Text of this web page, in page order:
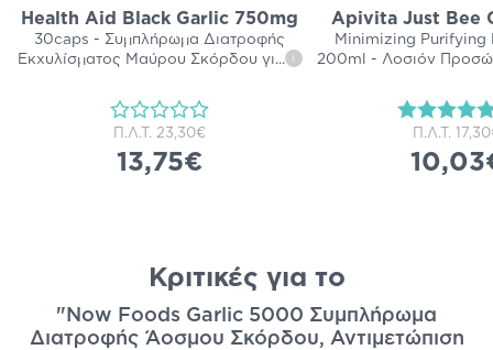
Health Aid Black Garlic 750mg
30caps - Συμπλήρωμα Διατροφής
Εκχυλίσματος Μαύρου Σκόρδου γι... i
Π.Λ.Τ. 23,30€
13,75€
Apivita Just Bee
Minimizing Purifying
200ml - Λοσιόν
Π.Λ.Τ.
Κριτικές για το
"Now Foods Garlic 5000 Συμπλήρωμα
Διατροφής Άοσμου Σκόρδου, Αντιμετώπιση